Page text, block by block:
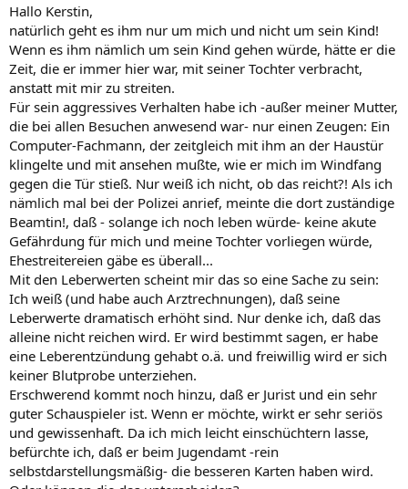
Hallo Kerstin,
natürlich geht es ihm nur um mich und nicht um sein Kind!
Wenn es ihm nämlich um sein Kind gehen würde, hätte er die
Zeit, die er immer hier war, mit seiner Tochter verbracht,
anstatt mit mir zu streiten.
Für sein aggressives Verhalten habe ich -außer meiner Mutter,
die bei allen Besuchen anwesend war- nur einen Zeugen: Ein
Computer-Fachmann, der zeitgleich mit ihm an der Haustür
klingelte und mit ansehen mußte, wie er mich im Windfang
gegen die Tür stieß. Nur weiß ich nicht, ob das reicht?! Als ich
nämlich mal bei der Polizei anrief, meinte die dort zuständige
Beamtin!, daß - solange ich noch leben würde- keine akute
Gefährdung für mich und meine Tochter vorliegen würde,
Ehestreitereien gäbe es überall...
Mit den Leberwerten scheint mir das so eine Sache zu sein:
Ich weiß (und habe auch Arztrechnungen), daß seine
Leberwerte dramatisch erhöht sind. Nur denke ich, daß das
alleine nicht reichen wird. Er wird bestimmt sagen, er habe
eine Leberentzündung gehabt o.ä. und freiwillig wird er sich
keiner Blutprobe unterziehen.
Erschwerend kommt noch hinzu, daß er Jurist und ein sehr
guter Schauspieler ist. Wenn er möchte, wirkt er sehr seriös
und gewissenhaft. Da ich mich leicht einschüchtern lasse,
befürchte ich, daß er beim Jugendamt -rein
selbstdarstellungsmäßig- die besseren Karten haben wird.